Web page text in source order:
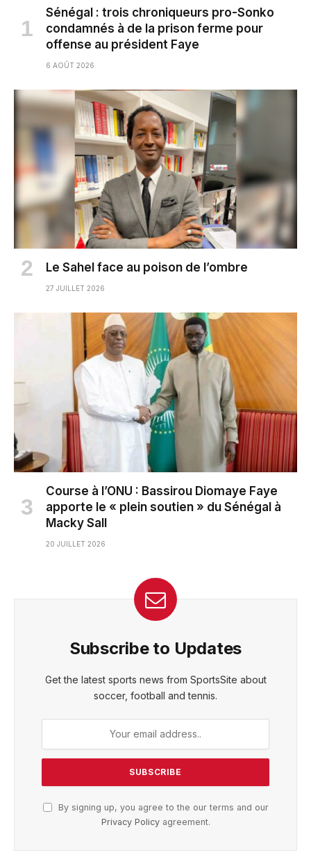
Sénégal : trois chroniqueurs pro-Sonko
condamnés à de la prison ferme pour
offense au président Faye
6 AOÛT 2026
Le Sahel face au poison de l’ombre
27 JUILLET 2026
Course à l’ONU : Bassirou Diomaye Faye
apporte le « plein soutien » du Sénégal à
Macky Sall
20 JUILLET 2026
Subscribe to Updates
Get the latest sports news from SportsSite about
soccer, football and tennis.
By signing up, you agree to the our terms and our
Privacy Policyagreement.